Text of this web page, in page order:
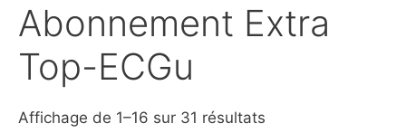
Abonnement Extra
Top-ECGu
Affichage de 1–16 sur 31 résultats